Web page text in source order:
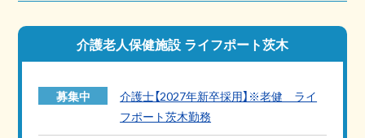
介護老人保健施設 ライフポート茨木
募集中
介護士【2027年新卒採用】※老健 ライ
フポート茨木勤務